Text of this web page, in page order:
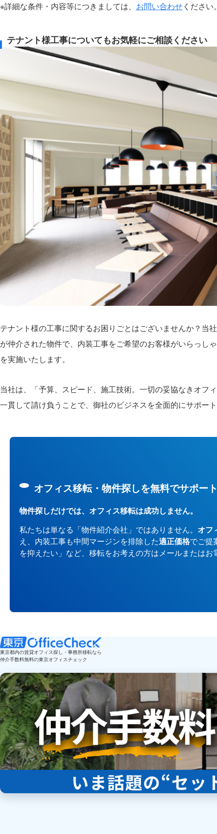
※詳細な条件・内容等につきましては、 お問い合わせください
テナント様工事についてもお気軽にご相談ください
テナント様の工事に関するお困りごとはございませんか？当
が仲介された物件で、内装工事をご希望のお客様がいらっし
を実施いたします。
当社は、「予算、スピード、施工技術。一切の妥協なきオフ
一貫して請け負うことで、御社のビジネスを全面的にサポー
オフィス移転・物件探しを無料でサポー
物件探しだけでは、オフィス移転は成功しません。
私たちは単なる「物件紹介会社」ではありません。 オフ
え、内装工事も中間マージンを排除した適正価格でご提
を抑えたい」など、移転をお考えの方はメールまたは
東京都内の賃貸オフィス探し・事務所移転なら
仲介手数料無料の東京オフィスチェック